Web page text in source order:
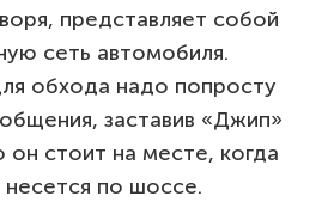
представляет собой
сеть автомобиля.
обхода надо попросту
заставив «Джип»
он стоит на месте, когда
по шоссе.